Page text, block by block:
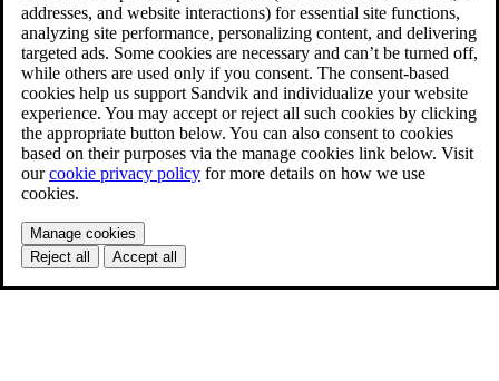
addresses, and website interactions) for essential site functions,
analyzing site performance, personalizing content, and delivering
targeted ads. Some cookies are necessary and can’t be turned off,
while others are used only if you consent. The consent-based
cookies help us support Sandvik and individualize your website
experience. You may accept or reject all such cookies by clicking
the appropriate button below. You can also consent to cookies
based on their purposes via the manage cookies link below. Visit
ourcookie privacy policy for more details on how we use
cookies.
Manage cookies
Reject all
Accept all